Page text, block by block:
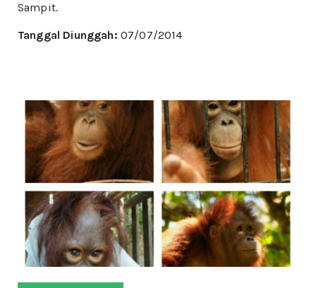
Sampit.
Tanggal Diunggah: 07/07/2014